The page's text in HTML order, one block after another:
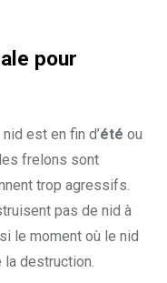
pour
est en fin d’été ou
frelons sont
trop agressifs.
pas de nid à
le moment où le nid
destruction.